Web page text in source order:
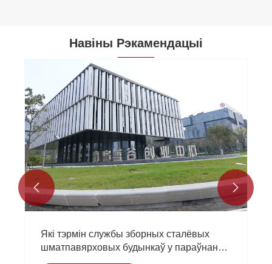
Навіны Рэкамендацыі
Сталёвы збор можна стварыць ці не?
 